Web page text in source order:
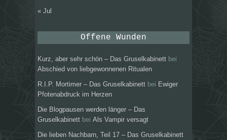
« Jul
Offene Wunden
Kurz, aber sehr schön – Das Gruselkabinett bei
Abschied von liebgewonnenen Ritualen
R.I.P. Mortimer – Das Gruselkabinett bei Ewiger
Pfotenabdruck im Herzen
Die Blogpausen werden länger – Das
Gruselkabinett bei Als Vampir versagt
Die lieben Nachbarn, Teil 17 – Das Gruselkabinett